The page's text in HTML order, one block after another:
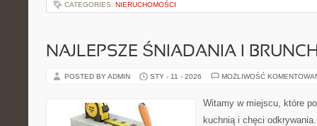
CATEGORIES: NIERUCHOMOŚCI
NAJLEPSZE ŚNIADANIA I
POSTED BY ADMIN STY - 11 - 2026 MOŻLIWOŚĆ
Witamy w miejscu, które
kuchnią i chęci